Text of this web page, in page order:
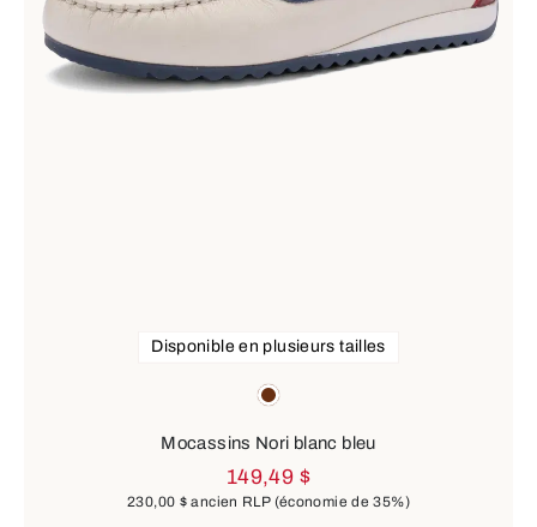
brown
Disponible en plusieurs tailles
Mocassins Nori blanc bleu
149,49 $
230,00 $ ancien RLP (économie de 35%)